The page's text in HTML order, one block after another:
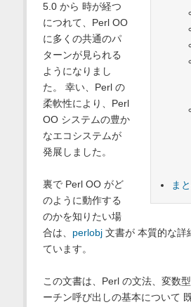
ま
5.0 から 時が経つ
につれて、Perl OO
に多くの共通のパ
ターンが見られる
ようになりまし
た。 幸い、Perl の
柔軟性により、Perl
OO システムの豊か
なエコシステムが
発展しました。
裏で Perl OO がど
のように動作する
のかを知りたい場
合は、 perlobj文書が 本質的な詳
ています。
この文書は、Perl の文法、変数
ーチン呼び出しの基本について